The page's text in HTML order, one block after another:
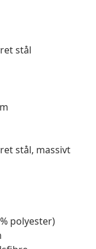
stål
stål, massivt
polyester)